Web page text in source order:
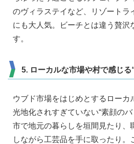
のヴィラステイなど、リゾートラ
にも大人気。ビーチとは違う贅沢
す。
5. ローカルな市場や村で感じる
ウブド市場をはじめとするローカ
光地化されすぎていない“素顔の
市で地元の暮らしを垣間見たり、
しながら工芸品を手に取ったり。